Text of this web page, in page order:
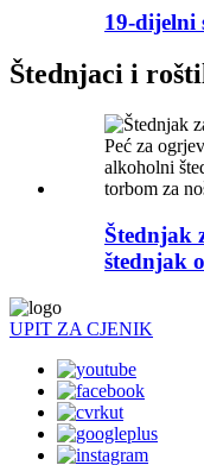
19-dijelni
Štednjaci i
Štednjak
štednjak
UPIT ZA CJENIK